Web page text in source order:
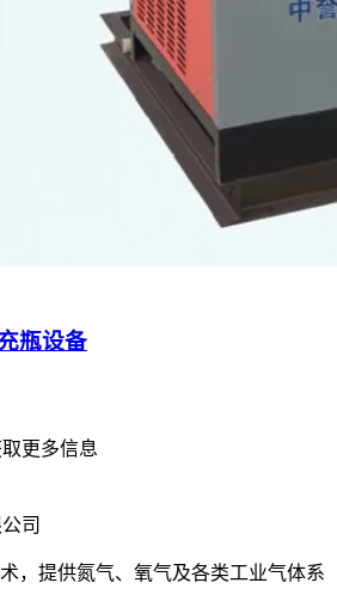
瓶设备
更多信息
司
，提供氮气、氧气及各类工业气体系